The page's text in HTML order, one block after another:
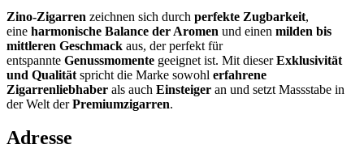
Zino-Zigarren zeichnen sich durch perfekte Zugbarkeit,
eine harmonische Balance der Aromen und einen milden bis
mittleren Geschmack aus, der perfekt für
entspannte Genussmomente geeignet ist. Mit dieserExklusivität
und Qualität spricht die Marke sowohl erfahrene
Zigarrenliebhaber als auch Einsteiger an und setzt Massstabe in
der Welt derPremiumzigarren.
Adresse